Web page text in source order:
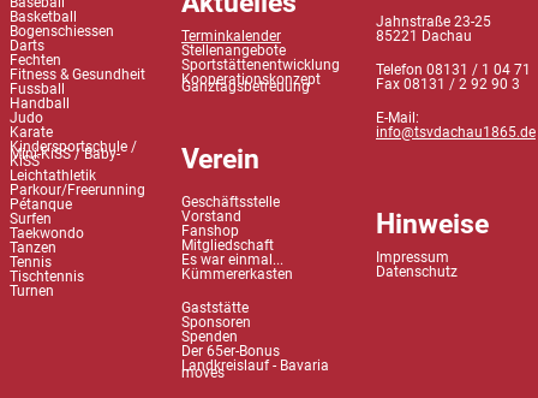
Basketball
Bogenschiessen
Darts
Fechten
Fitness & Gesundheit
Fussball
Handball
Judo
Karate
Kindersportschule /
Mini-KiSS / Baby-
KiSS
Leichtathletik
Parkour/Freerunning
Pétanque
Surfen
Taekwondo
Tanzen
Tennis
Tischtennis
Turnen
Terminkalender
Stellenangebote
Sportstättenentwicklung
Kooperationskonzept
Ganztagsbetreuung
Verein
Geschäftsstelle
Vorstand
Fanshop
Mitgliedschaft
Es war einmal...
Kümmererkasten
Gaststätte
Sponsoren
Spenden
Der 65er-Bonus
Landkreislauf - Bavaria
moves
Jahnstraße 23-25
85221 Dachau
Telefon 08131 / 1 04 71
Fax 08131 / 2 92 90 3
E-Mail:
info@tsvdachau1865.de
Hinweise
Impressum
Datenschutz